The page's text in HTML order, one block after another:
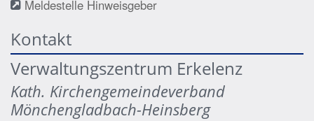
Meldestelle Hinweisgeber
Kontakt
Verwaltungszentrum Erkelenz
Kath. Kirchengemeindeverband
Mönchengladbach-Heinsberg